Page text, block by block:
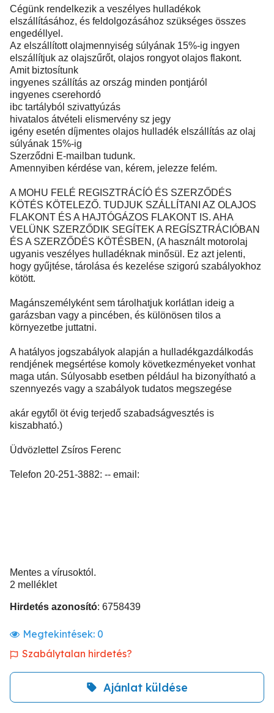
Cégünk rendelkezik a veszélyes hulladékok
elszállításához, és feldolgozásához szükséges összes
engedéllyel.
Az elszállított olajmennyiség súlyának 15%-ig ingyen
elszállítjuk az olajszűrőt, olajos rongyot olajos flakont.
Amit biztosítunk
ingyenes szállítás az ország minden pontjáról
ingyenes cserehordó
ibc tartályból szivattyúzás
hivatalos átvételi elismervény sz jegy
igény esetén díjmentes olajos hulladék elszállítás az olaj
súlyának 15%-ig
Szerződni E-mailban tudunk.
Amennyiben kérdése van, kérem, jelezze felém.
A MOHU FELÉ REGISZTRÁCÍÓ ÉS SZERZŐDÉS
KÖTÉS KÖTELEZŐ. TUDJUK SZÁLLÍTANI AZ OLAJOS
FLAKONT ÉS A HAJTÓGÁZOS FLAKONT IS. AHA
VELÜNK SZERZŐDIK SEGÍTEK A REGÍSZTRÁCIÓBAN
ÉS A SZERZŐDÉS KÖTÉSBEN, (A használt motorolaj
ugyanis veszélyes hulladéknak minősül. Ez azt jelenti,
hogy gyűjtése, tárolása és kezelése szigorú szabályokhoz
kötött.
Magánszemélyként sem tárolhatjuk korlátlan ideig a
garázsban vagy a pincében, és különösen tilos a
környezetbe juttatni.
A hatályos jogszabályok alapján a hulladékgazdálkodás
rendjének megsértése komoly következményeket vonhat
maga után. Súlyosabb esetben például ha bizonyítható a
szennyezés vagy a szabályok tudatos megszegése
akár egytől öt évig terjedő szabadságvesztés is
kiszabható.)
Üdvözlettel Zsíros Ferenc
Telefon 20-251-3882: -- email:
Mentes a vírusoktól.
2 melléklet
Hirdetés azonosító: 6758439
Megtekintések: 0
Szabálytalan hirdetés?
Ajánlat küldése